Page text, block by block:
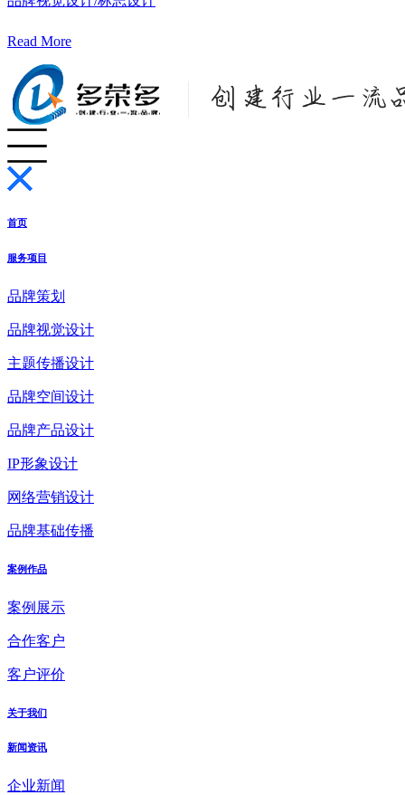
Read More
首页
服务项目
品牌策划
品牌视觉设计
主题传播设计
品牌空间设计
品牌产品设计
IP形象设计
网络营销设计
品牌基础传播
案例作品
案例展示
合作客户
客户评价
关于我们
新闻资讯
企业新闻